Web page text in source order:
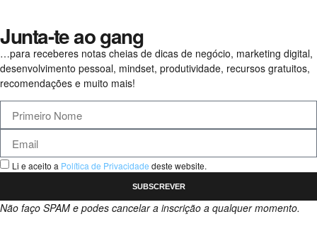
Junta-te ao gang
…para receberes notas cheias de dicas de negócio, marketing digital,
desenvolvimento pessoal, mindset, produtividade, recursos gratuitos,
recomendações e muito mais!
Li e aceito a Política de Privacidade deste website.
SUBSCREVER
Não faço SPAM e podes cancelar a inscrição a qualquer momento.